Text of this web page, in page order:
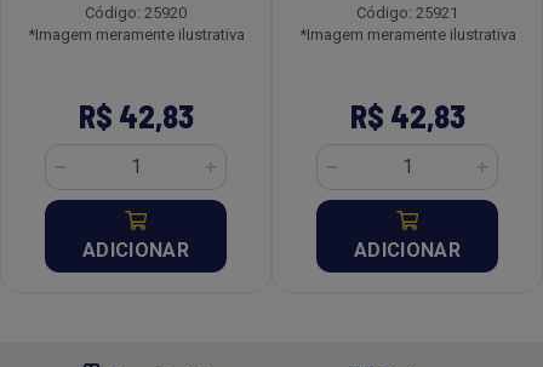
Código: 25920
*Imagem meramente ilustrativa
R$ 42,83
ADICIONAR
Código: 25921
*Imagem meramente ilustrativa
R$ 42,83
ADICIONAR